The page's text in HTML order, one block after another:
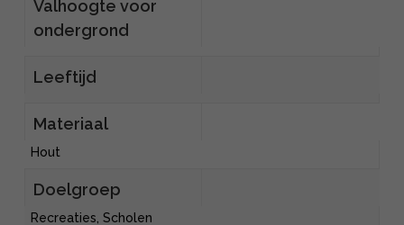
Valhoogte voor
ondergrond
Leeftijd
Materiaal
Hout
Doelgroep
Recreaties, Scholen